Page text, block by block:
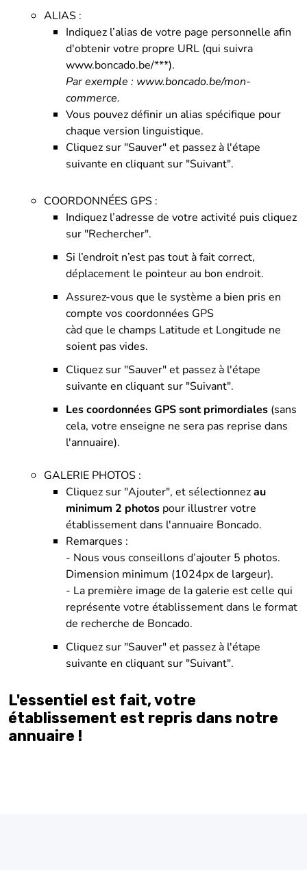
ALIAS :
Indiquez l’alias de votre page personnelle afin
d'obtenir votre propre URL (qui suivra
www.boncado.be/***).
Par exemple : www.boncado.be/mon-
commerce.
Vous pouvez définir un alias spécifique pour
chaque version linguistique.
Cliquez sur "Sauver" et passez à l'étape
suivante en cliquant sur "Suivant".
COORDONNÉES GPS :
Indiquez l’adresse de votre activité puis cliquez
sur "Rechercher".
Si l’endroit n’est pas tout à fait correct,
déplacement le pointeur au bon endroit.
Assurez-vous que le système a bien pris en
compte vos coordonnées GPS
càd que le champs Latitude et Longitude ne
soient pas vides.
Cliquez sur "Sauver" et passez à l'étape
suivante en cliquant sur "Suivant".
Les coordonnées GPS sont primordiales (sans
cela, votre enseigne ne sera pas reprise dans
l'annuaire).
GALERIE PHOTOS :
Cliquez sur "Ajouter", et sélectionnezau
minimum 2 photos pour illustrer votre
établissement dans l'annuaire Boncado.
Remarques :
- Nous vous conseillons d’ajouter 5 photos.
Dimension minimum (1024px de largeur).
- La première image de la galerie est celle qui
représente votre établissement dans le format
de recherche de Boncado.
Cliquez sur "Sauver" et passez à l'étape
suivante en cliquant sur "Suivant".
L'essentiel est fait, votre
établissement est repris dans notre
annuaire !